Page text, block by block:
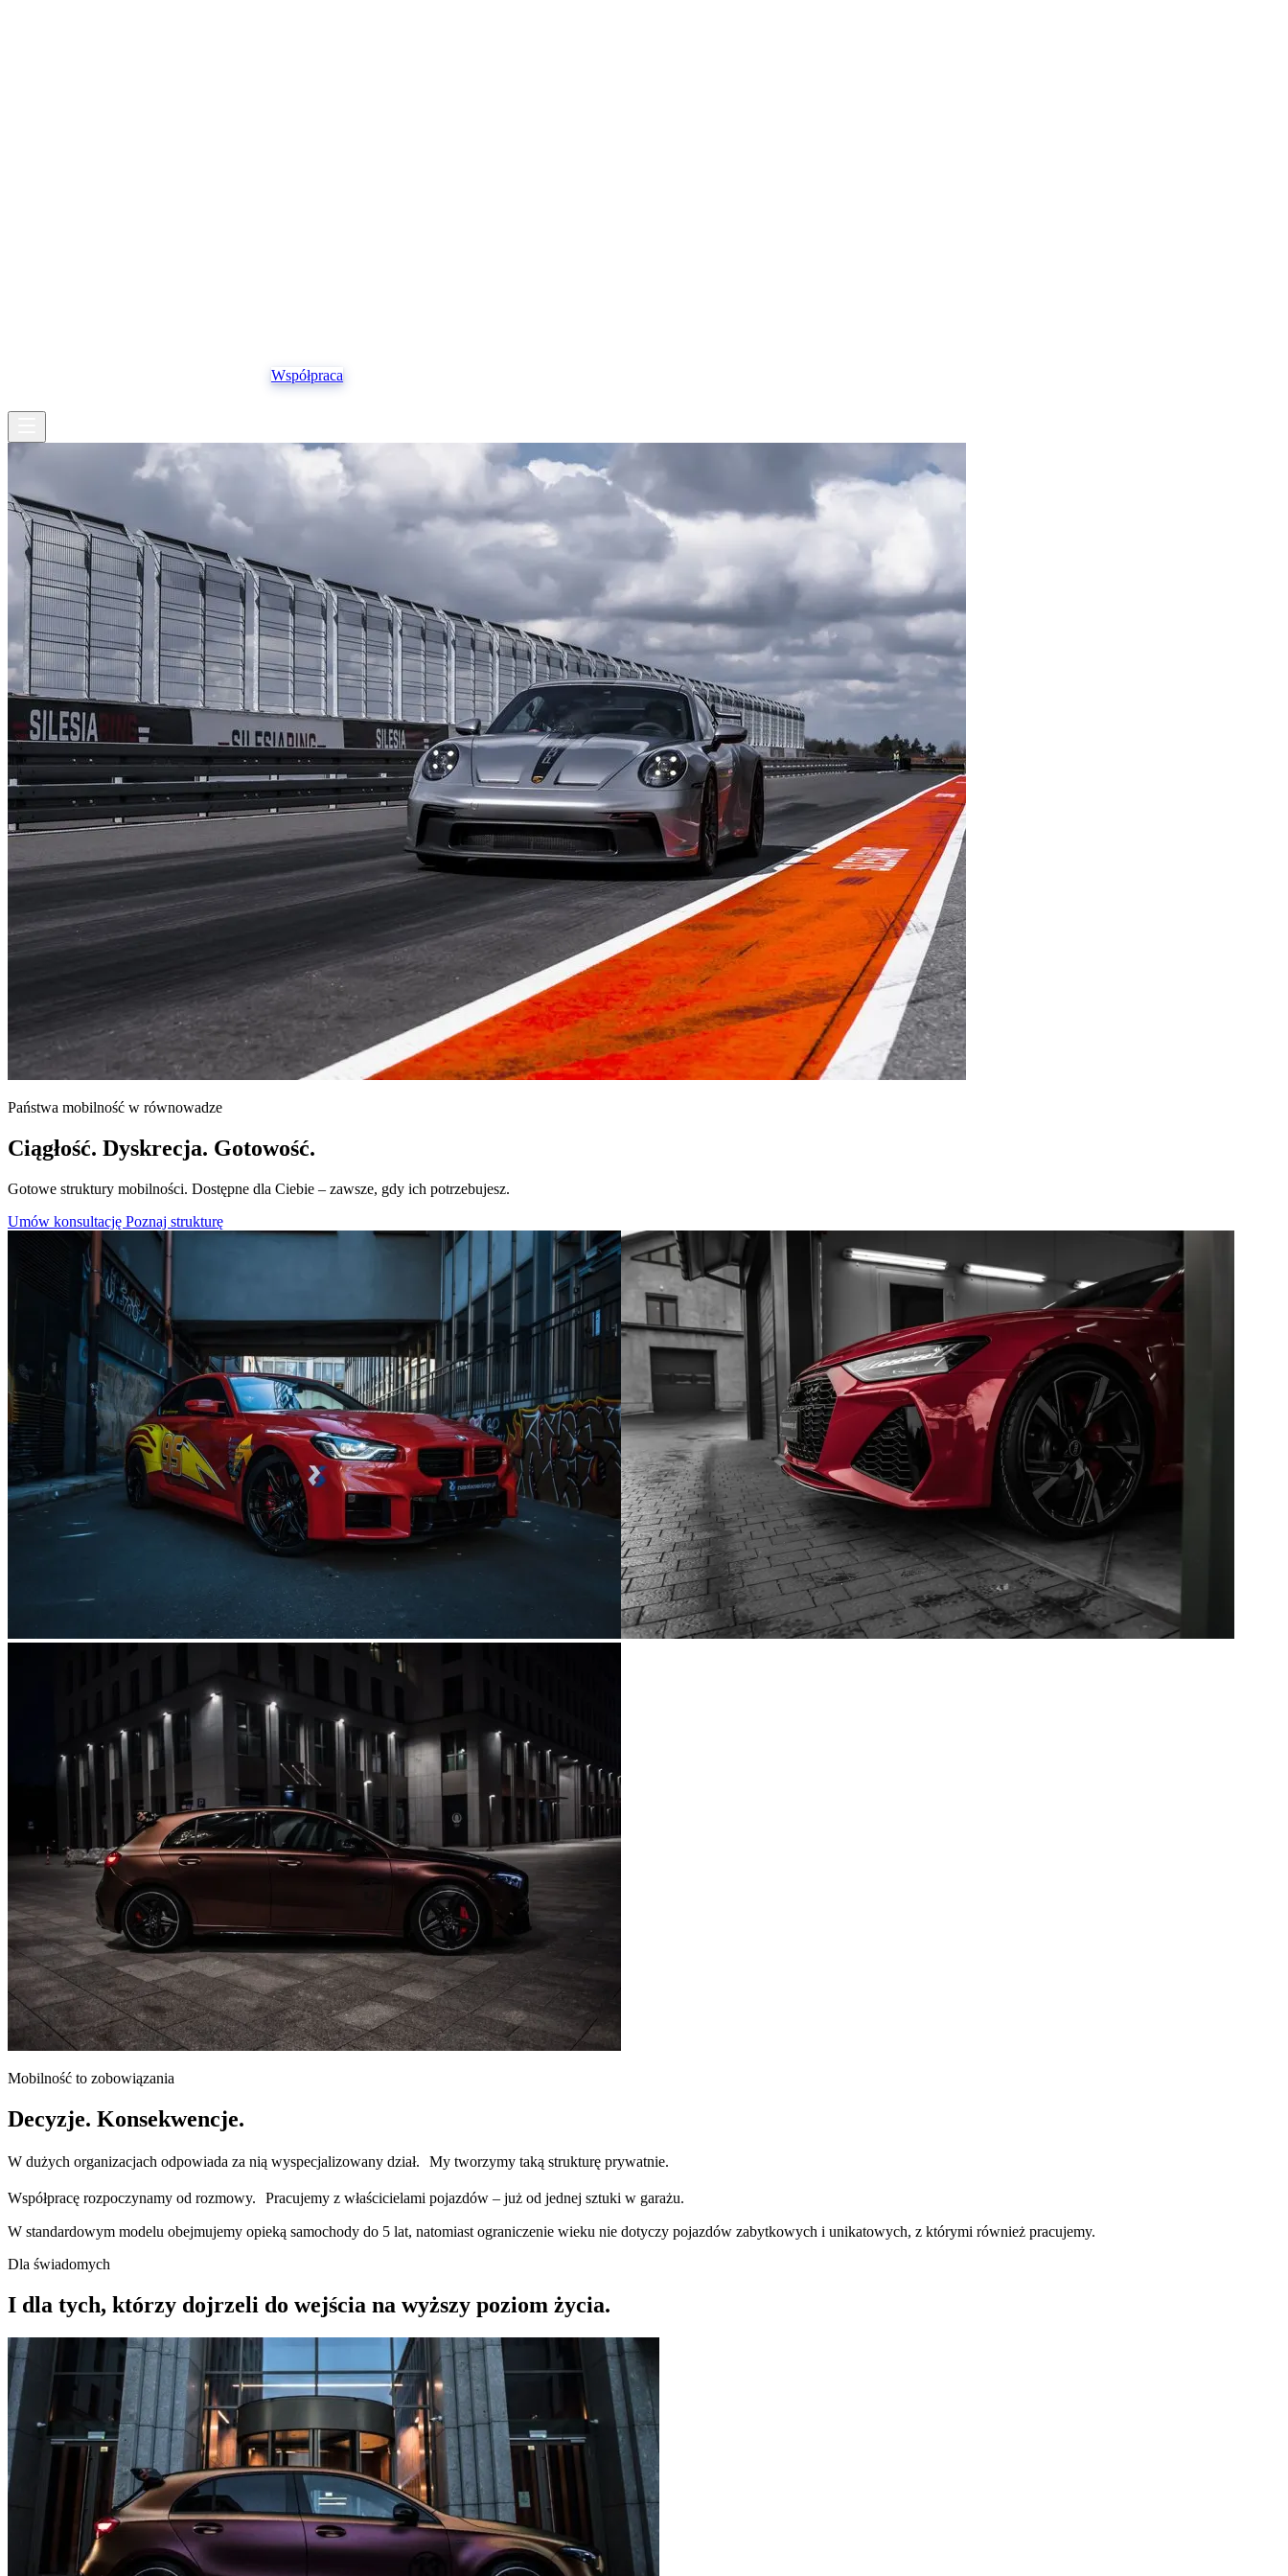
Współpraca
Państwa mobilność w równowadze
Ciągłość. Dyskrecja. Gotowość.
Gotowe struktury mobilności. Dostępne dla Ciebie – zawsze, gdy ich potrzebujesz.
Umów konsultację Poznaj strukturę
Mobilność to zobowiązania
Decyzje. Konsekwencje.
W dużych organizacjach odpowiada za nią wyspecjalizowany dział. My tworzymy taką strukturę prywatnie.
Współpracę rozpoczynamy od rozmowy. Pracujemy z właścicielami pojazdów – już od jednej sztuki w garażu.
W standardowym modelu obejmujemy opieką samochody do 5 lat, natomiast ograniczenie wieku nie dotyczy pojazdów zabytkowych i unikatowych, z którymi również pracujemy.
Dla świadomych
I dla tych, którzy dojrzeli do wejścia na wyższy poziom życia.